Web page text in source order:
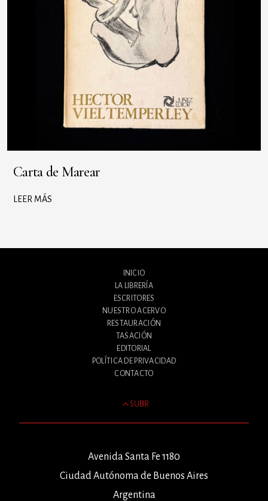
Carta de Marear
LEER MÁS
INICIO
LA LIBRERÍA
ESCRITORES
NUESTRO ACERVO
RESTAURACIÓN
TASACIÓN
EDITORIAL
POLÍTICA DE PRIVACIDAD
CONTACTO
SUBIR
Avenida Santa Fe 1180
Ciudad Autónoma de Buenos Aires
Argentina